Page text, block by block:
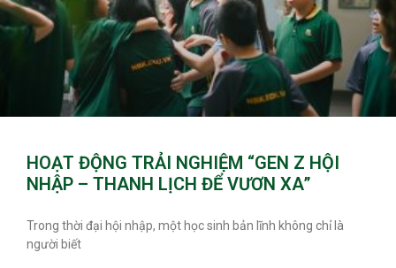
HOẠT ĐỘNG TRẢI NGHIỆM “GEN Z HỘI
NHẬP – THANH LỊCH ĐỂ VƯƠN XA”
Trong thời đại hội nhập, một học sinh bản lĩnh không chỉ là
người biết